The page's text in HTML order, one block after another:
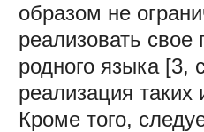
образом не
реализовать свое
родного языка [3,
реализация таких
Кроме того,